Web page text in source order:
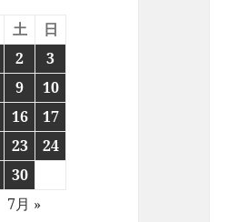
土
日
2
3
9
10
16
17
23
24
30
7月 »